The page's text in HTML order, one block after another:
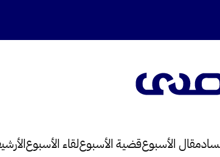
مقال الأسبوعقضية الأسبوعلقاء الأسبوع